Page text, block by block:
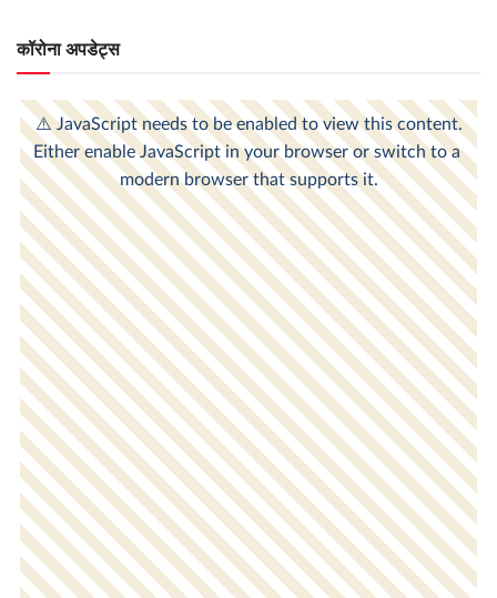
कॉरोना अपडेट्स